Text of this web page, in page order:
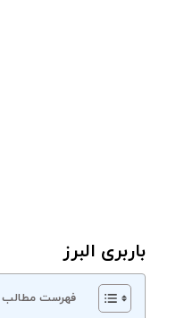
باربری البرز
فهرست مطالب